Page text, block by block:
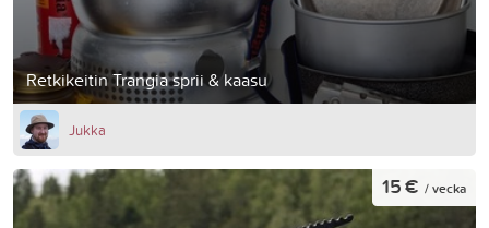
Retkikeitin Trangia sprii & kaasu
Jukka
15 € / vecka